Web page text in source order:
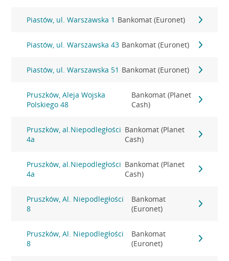
Piastów, ul. Warszawska 1 Bankomat (Euronet)
Piastów, ul. Warszawska 43 Bankomat (Euronet)
Piastów, ul. Warszawska 51 Bankomat (Euronet)
Pruszków, Aleja Wojska
Polskiego 48
Bankomat (Planet
Cash)
Pruszków, al.Niepodległości
4a
Bankomat (Planet
Cash)
Pruszków, al.Niepodległości
4a
Bankomat (Planet
Cash)
Pruszków, Al. Niepodległości
8
Bankomat
(Euronet)
Pruszków, Al. Niepodległości
8
Bankomat
(Euronet)